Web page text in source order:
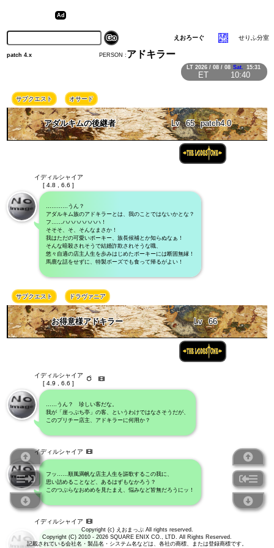
Copyright (c) えおまっぷ All rights reserved.
Copyright (C) 2010 - 2026 SQUARE ENIX CO., LTD. All Rights Reserved.
記載されている会社名・製品名・システム名などは、各社の商標、または登録商標です。
LT 2026 / 08 / 08 Sat. 15:31
ET 10:40
えおろーぐ せりふ分室
PERSON : アドキラー
patch 4.x
サブクエスト オサード
アダルキムの後継者 Lv 65 patch4.0
イディルシャイア
[ 4.8 , 6.6 ]
…………うん？
アダルキム族のアドキラーとは、我のことではないかとな？
フ……ハハハハハハハ！
そそそ、そ、そんなまさか！
我はただの可愛いポーキー、族長候補とか知らぬなぁ！
そんな暗殺されそうで結婚詐欺されそうな職、
悠々自適の店主人生を歩みはじめたポーキーには断固無縁！
馬鹿な話をせずに、特製ボーズでも食って帰るがよい！
サブクエスト ドラヴァニア
お得意様アドキラー Lv 66
イディルシャイア
[ 4.9 , 6.6 ]
……うん？ 珍しい客だな。
我が「崖っぷち亭」の客、というわけではなさそうだが、
このプリチー店主、アドキラーに何用か？
イディルシャイア
フッ……順風満帆な店主人生を謳歌するこの我に、
思い詰めることなど、あるはずもなかろう？
このつぶらなおめめを見たまえ、悩みなど皆無だろうにッ！
イディルシャイア
ぬあ！？